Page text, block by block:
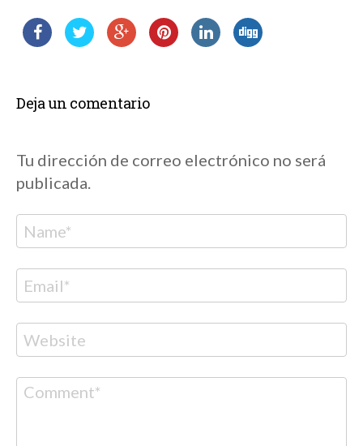
Deja un comentario
Tu dirección de correo electrónico no será
publicada.
Nombre
Correo
electrónico
Web
Comentario